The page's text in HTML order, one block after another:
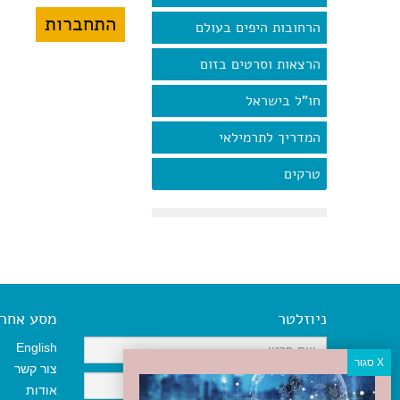
הרחובות היפים בעולם
הרצאות וסרטים בזום
חו"ל בישראל
המדריך לתרמילאי
טרקים
ניוזלטר מסע אחר
English
צור קשר
אודות